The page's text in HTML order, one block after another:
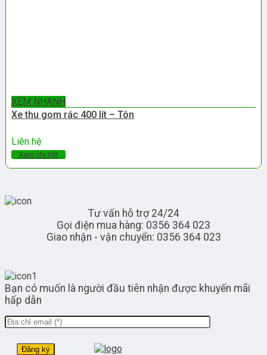
XEM NHANH
Xe thu gom rác 400 lít – Tôn
Liên hệ
Xem chi tiết
Tư vấn hỗ trợ 24/24
Gọi điện mua hàng: 0356 364 023
Giao nhận - vận chuyển: 0356 364 023
Bạn có muốn là người đầu tiên nhận được khuyến mãi
hấp dẫn